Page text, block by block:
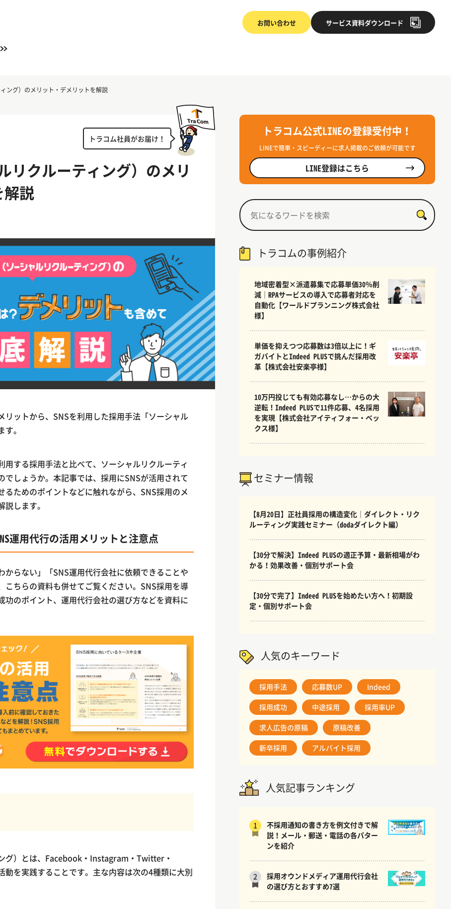
お問い合わせ サービス資料ダウンロード
ング）のメリット・デメリットを解説
トラコム社員がお届け！
リクルーティング）のメリ
解説
リットから、SNSを利用した採用手法「ソーシャル
。
する採用手法と比べて、ソーシャルリクルーティ
でしょうか。本記事では、採用にSNSが活用されて
るためのポイントなどに触れながら、SNS採用のメ
します。
運用代行の活用メリットと注意点
からない」「SNS運用代行会社に依頼できることや
こちらの資料も併せてご覧ください。SNS採用を導
功のポイント、運用代行会社の選び方などを資料に
グ）とは、Facebook・Instagram・Twitter・
を実践することです。主な内容は次の4種類に大別
トラコム公式LINEの登録受付中！
LINEで簡単・スピーディーに求人掲載のご依頼が可能です
LINE登録はこちら
トラコムの事例紹介
地域密着型×派遣募集で応募単価30％削
減｜RPAサービスの導入で応募者対応を
自動化【ワールドプランニング株式会社
様】
単価を抑えつつ応募数は3倍以上に！ギ
ガバイトとIndeed PLUSで挑んだ採用改
革【株式会社安楽亭様】
10万円投じても有効応募なし…からの大
逆転！Indeed PLUSで11件応募、4名採用
を実現【株式会社アイティフォー・ベッ
クス様】
セミナー情報
【8月20日】正社員採用の構造変化｜ダイレクト・リク
ルーティング実践セミナー（dodaダイレクト編）
【30分で解決】Indeed PLUSの適正予算・最新相場がわ
かる！効果改善・個別サポート会
【30分で完了】Indeed PLUSを始めたい方へ！初期設
定・個別サポート会
人気のキーワード
採用手法 応募数UP Indeed
採用成功 中途採用 採用率UP
求人広告の原稿 原稿改善
新卒採用 アルバイト採用
人気記事ランキング
1
不採用通知の書き方を例文付きで解
説！メール・郵送・電話の各パター
ンを紹介
2
採用オウンドメディア運用代行会社
の選び方とおすすめ7選